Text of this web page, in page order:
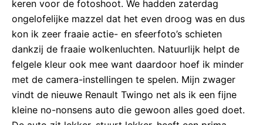
keren voor de fotoshoot. We hadden zaterdag
ongelofelijke mazzel dat het even droog was en dus
kon ik zeer fraaie actie- en sfeerfoto’s schieten
dankzij de fraaie wolkenluchten. Natuurlijk helpt de
felgele kleur ook mee want daardoor hoef ik minder
met de camera-instellingen te spelen. Mijn zwager
vindt de nieuwe Renault Twingo net als ik een fijne
kleine no-nonsens auto die gewoon alles goed doet.